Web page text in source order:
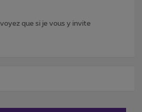
que si je vous y invite